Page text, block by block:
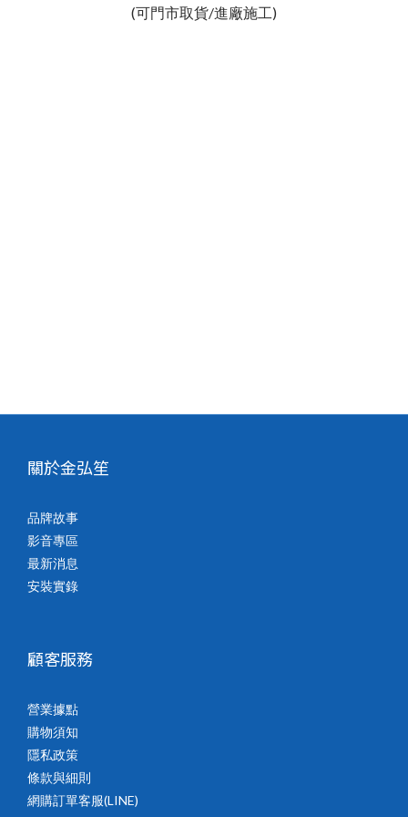
(可門市取貨/進廠施工)
關於金弘笙
品牌故事
影音專區
最新消息
安裝實錄
顧客服務
營業據點
購物須知
隱私政策
條款與細則
網購訂單客服(LINE)